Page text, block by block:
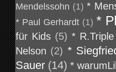
Mendelssohn (1) *
* Paul Gerhardt (1) *
für Kids (5) *
Nelson (2) *
Sauer (14) *